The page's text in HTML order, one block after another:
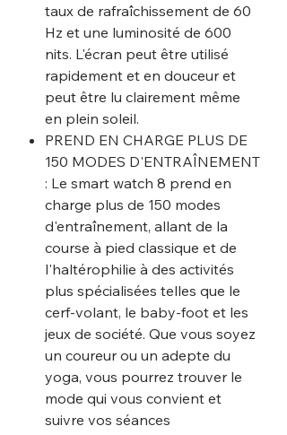
taux de rafraîchissement de 60
Hz et une luminosité de 600
nits. L'écran peut être utilisé
rapidement et en douceur et
peut être lu clairement même
en plein soleil.
PREND EN CHARGE PLUS DE
150 MODES D'ENTRAÎNEMENT
: Le smart watch 8 prend en
charge plus de 150 modes
d'entraînement, allant de la
course à pied classique et de
l'haltérophilie à des activités
plus spécialisées telles que le
cerf-volant, le baby-foot et les
jeux de société. Que vous soyez
un coureur ou un adepte du
yoga, vous pourrez trouver le
mode qui vous convient et
suivre vos séances